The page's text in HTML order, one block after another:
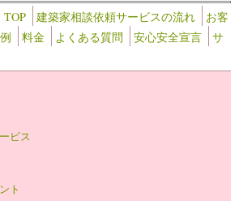
TOP 建築家相談依頼サービスの流れ
お客
料金 よくある質問 安心安全宣言
サ
ビス
ト